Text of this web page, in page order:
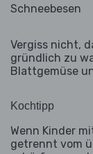
Schneebesen
Vergiss nicht,
gründlich zu
Blattgemüse
Kochtipp
Wenn Kinder
getrennt vom